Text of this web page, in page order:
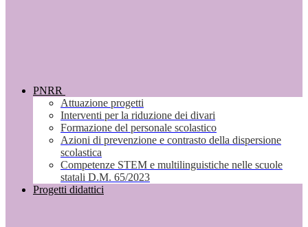
PNRR
Attuazione progetti
Interventi per la riduzione dei divari
Formazione del personale scolastico
Azioni di prevenzione e contrasto della dispersione
scolastica
Competenze STEM e multilinguistiche nelle scuole
statali D.M. 65/2023
Progetti didattici